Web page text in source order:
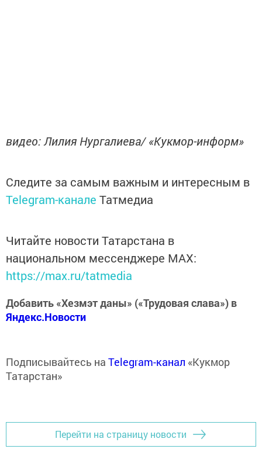
видео: Лилия Нургалиева/ «Кукмор-информ»
Следите за самым важным и интересным в
Telegram-канале Татмедиа
Читайте новости Татарстана в
национальном мессенджере MАХ:
https://max.ru/tatmedia
Добавить «Хезмэт даны» («Трудовая слава») в
Яндекс.Новости
Подписывайтесь на Telegram-канал «Кукмор
Татарстан»
Перейти на страницу новости